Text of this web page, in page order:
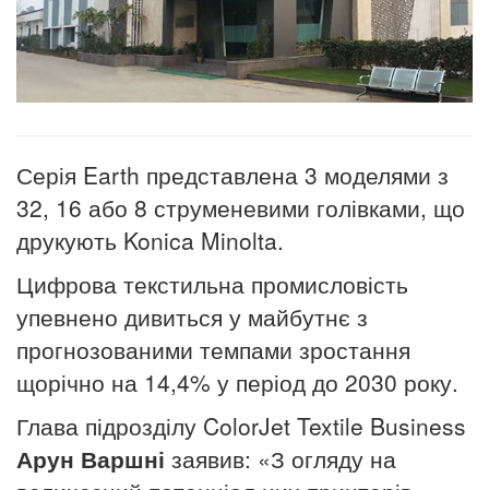
Серія Earth представлена 3 моделями з
32, 16 або 8 струменевими голівками, що
друкують Konica Minolta.
Цифрова текстильна промисловість
упевнено дивиться у майбутнє з
прогнозованими темпами зростання
щорічно на 14,4% у період до 2030 року.
Глава підрозділу ColorJet Textile Business
Арун Варшні заявив: «З огляду на